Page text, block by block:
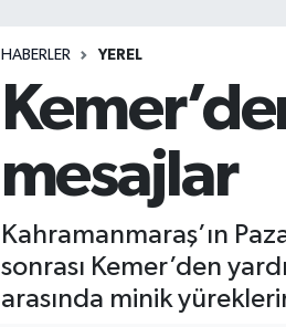
HABERLER YEREL
mesajlar
Kahramanmaraş’ın
sonrası Kemer’den
arasında minik